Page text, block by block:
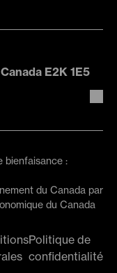
E2K 1E5
bienfaisance :
du Canada par
du Canada
Politique de
confidentialité